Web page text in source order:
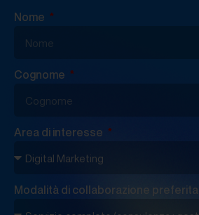
Nome
Cognome
Area di interesse
Modalità di collaborazione preferita